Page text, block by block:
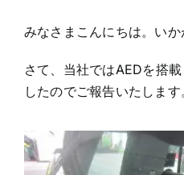
みなさまこんにちは。いか
さて、当社ではAEDを搭
したのでご報告いたします